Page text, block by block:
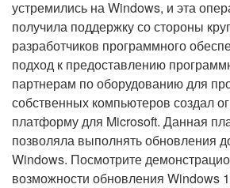
устремились на Windows, и эта
получила поддержку со стороны
разработчиков программного
подход к предоставлению
партнерам по оборудованию для
собственных компьютеров создал
платформу для Microsoft. Данная
позволяла выполнять обновления
Windows. Посмотрите
возможности обновления Windows